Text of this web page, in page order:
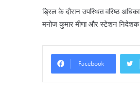
ड्रिल के दौरान उपस्थित वरिष्ठ
मनोज कुमार मीणा और स्टेशन निदेशक
Facebook